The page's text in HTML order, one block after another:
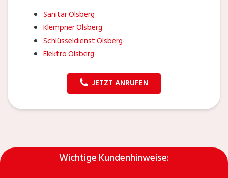
Sanitär Olsberg
Klempner Olsberg
Schlüsseldienst Olsberg
Elektro Olsberg
JETZT ANRUFEN
Wichtige Kundenhinweise: